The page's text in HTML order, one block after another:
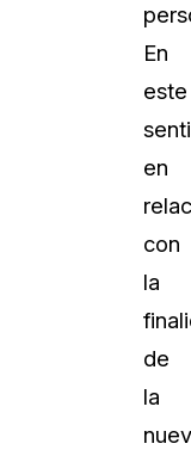
En
este
en
con
la
de
la